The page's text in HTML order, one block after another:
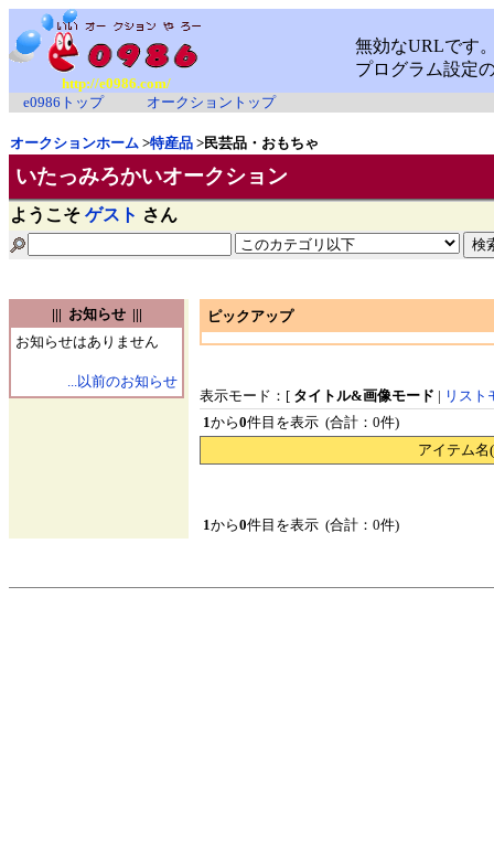
http://e0986.com/
e0986トップ
オークショントップ
オークションホーム >特産品 >民芸品・おもちゃ
いたっみろかいオークション
ようこそ ゲスト さん
||| お知らせ |||
お知らせはありません
...以前のお知らせ
ピックアップ
表示モード：[ タイトル&画像モード | リスト
1から0件目を表示 (合計：0件)
アイテム名
1から0件目を表示 (合計：0件)